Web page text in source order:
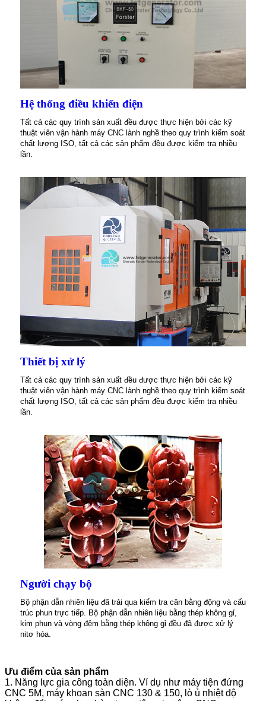
Hệ thống điều khiển điện
Tất cả các quy trình sản xuất đều được thực hiện bởi các kỹ
thuật viên vận hành máy CNC lành nghề theo quy trình kiểm soát
chất lượng ISO, tất cả các sản phẩm đều được kiểm tra nhiều
lần.
Thiết bị xử lý
Tất cả các quy trình sản xuất đều được thực hiện bởi các kỹ
thuật viên vận hành máy CNC lành nghề theo quy trình kiểm soát
chất lượng ISO, tất cả các sản phẩm đều được kiểm tra nhiều
lần.
Người chạy bộ
Bộ phận dẫn nhiên liệu đã trải qua kiểm tra cân bằng động và cấu
trúc phun trực tiếp. Bộ phận dẫn nhiên liệu bằng thép không gỉ,
kim phun và vòng đệm bằng thép không gỉ đều đã được xử lý
nitơ hóa.
Ưu điểm của sản phẩm
1. Năng lực gia công toàn diện. Ví dụ như máy tiện đứng
CNC 5M, máy khoan sàn CNC 130 & 150, lò ủ nhiệt độ